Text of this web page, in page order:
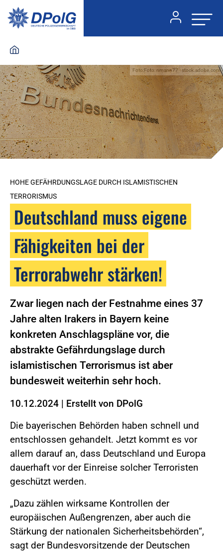
Foto:Foto: nmann77 - stock.adobe.com
HOHE GEFÄHRDUNGSLAGE DURCH ISLAMISTISCHEN
TERRORISMUS
Deutschland muss eigene
Fähigkeiten bei der
Terrorabwehr stärken!
Zwar liegen nach der Festnahme eines 37
Jahre alten Irakers in Bayern keine
konkreten Anschlagspläne vor, die
abstrakte Gefährdungslage durch
islamistischen Terrorismus ist aber
bundesweit weiterhin sehr hoch.
10.12.2024 | Erstellt von DPolG
Die bayerischen Behörden haben schnell und
entschlossen gehandelt. Jetzt kommt es vor
allem darauf an, dass Deutschland und Europa
dauerhaft vor der Einreise solcher Terroristen
geschützt werden.
„Dazu zählen wirksame Kontrollen der
europäischen Außengrenzen, aber auch die
Stärkung der nationalen Sicherheitsbehörden“,
sagt der Bundesvorsitzende der Deutschen